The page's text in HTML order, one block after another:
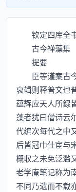
钦定四
古今禅
提要
臣等谨案古今
裒辑则释普文也
蕴辉应天人所録
藻者犹曰僧诗云
代编次每代之中
后皆冠巾仕宦与
概収之未免泛滥
老学庵笔记称为
不同乃遗而不载